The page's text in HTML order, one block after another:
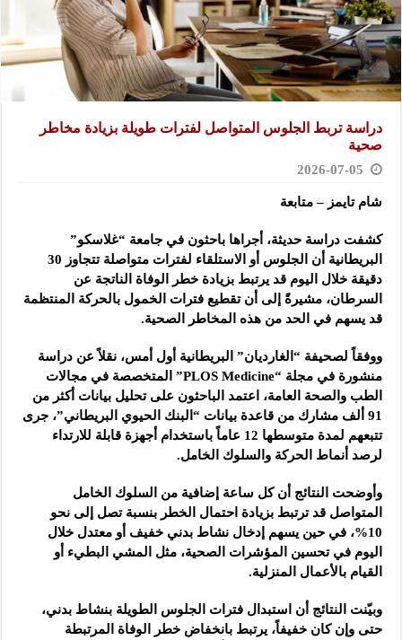
دراسة تربط الجلوس المتواصل لفترات طويلة بزيادة مخاطر
صحية
2026-07-05
شام تايمز – متابعة
كشفت دراسة حديثة، أجراها باحثون في جامعة “غلاسكو”
البريطانية أن الجلوس أو الاستلقاء لفترات متواصلة تتجاوز 30
دقيقة خلال اليوم قد يرتبط بزيادة خطر الوفاة الناتجة عن
السرطان، مشيرةً إلى أن تقطيع فترات الخمول بالحركة المنتظمة
قد يسهم في الحد من هذه المخاطر الصحية.
ووفقاً لصحيفة “الغارديان” البريطانية أول أمس، نقلاً عن دراسة
منشورة في مجلة “PLOS Medicine” المتخصصة في مجالات
الطب والصحة العامة، اعتمد الباحثون على تحليل بيانات أكثر من
91 ألف مشارك من قاعدة بيانات “البنك الحيوي البريطاني”، جرى
تتبعهم لمدة متوسطها 12 عاماً باستخدام أجهزة قابلة للارتداء
لرصد أنماط الحركة والسلوك الخامل.
وأوضحت النتائج أن كل ساعة إضافية من السلوك الخامل
المتواصل قد ترتبط بزيادة احتمال الخطر بنسبة تصل إلى نحو
10%، في حين يسهم إدخال نشاط بدني خفيف أو معتدل خلال
اليوم في تحسين المؤشرات الصحية، مثل المشي البطيء أو
القيام بالأعمال المنزلية.
وبيّنت النتائج أن استبدال فترات الجلوس الطويلة بنشاط بدني،
حتى وإن كان خفيفاً، يرتبط بانخفاض خطر الوفاة المرتبطة